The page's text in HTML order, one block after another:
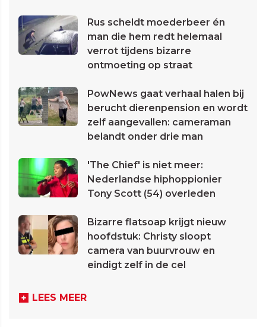
Rus scheldt moederbeer én
man die hem redt helemaal
verrot tijdens bizarre
ontmoeting op straat
PowNews gaat verhaal halen bij
berucht dierenpension en wordt
zelf aangevallen: cameraman
belandt onder drie man
'The Chief' is niet meer:
Nederlandse hiphoppionier
Tony Scott (54) overleden
Bizarre flatsoap krijgt nieuw
hoofdstuk: Christy sloopt
camera van buurvrouw en
eindigt zelf in de cel
LEES MEER